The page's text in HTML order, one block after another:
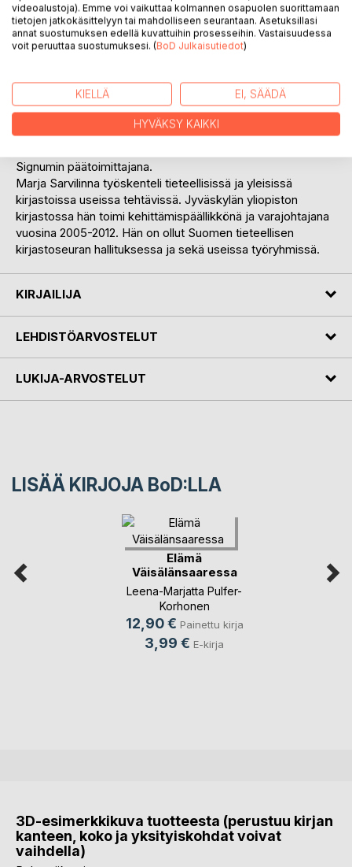
Kirjan toimittajat ovat eläkkeellä olevia kirjastoalan entisiä
aktivisteja:
Tuula Ruhanen on työskennellyt Tampereen yliopiston
Hän toimi toimistopäällikkönä Helsingin yliopiston
kirjastossa vuosina 1975-1989 sekä kirjastonjohtajana
Helsingin yliopiston Käyttäytymistieteellisen tiedekunnan
kirjastossa vuosina 1989-2010. Hän on toiminut Suomen
Signumin päätoimittajana.
Marja Sarvilinna työskenteli tieteellisissä ja yleisissä
kirjastoissa useissa tehtävissä. Jyväskylän yliopiston
kirjastossa hän toimi kehittämispäällikkönä ja varajohtajana
vuosina 2005-2012. Hän on ollut Suomen tieteellisen
kirjastoseuran hallituksessa ja sekä useissa työryhmissä.
KIRJAILIJA
LEHDISTÖARVOSTELUT
LUKIJA-ARVOSTELUT
LISÄÄ KIRJOJA BoD:LLA
Elämä
Väisälänsaaressa
Leena-Marjatta Pulfer-
Korhonen
12,90 € Painettu kirja
3,99 € E-kirja
3D-esimerkkikuva tuotteesta (perustuu kirjan
kanteen, koko ja yksityiskohdat voivat
vaihdella)
videoalustoja). Emme voi vaikuttaa kolmannen osapuolen suorittamaan
tietojen jatkokäsittelyyn tai mahdolliseen seurantaan. Asetuksillasi
annat suostumuksen edellä kuvattuihin prosesseihin. Vastaisuudessa
voit peruuttaa suostumuksesi. (BoD Julkaisutiedot)
KIELLÄ EI, SÄÄDÄ
HYVÄKSY KAIKKI